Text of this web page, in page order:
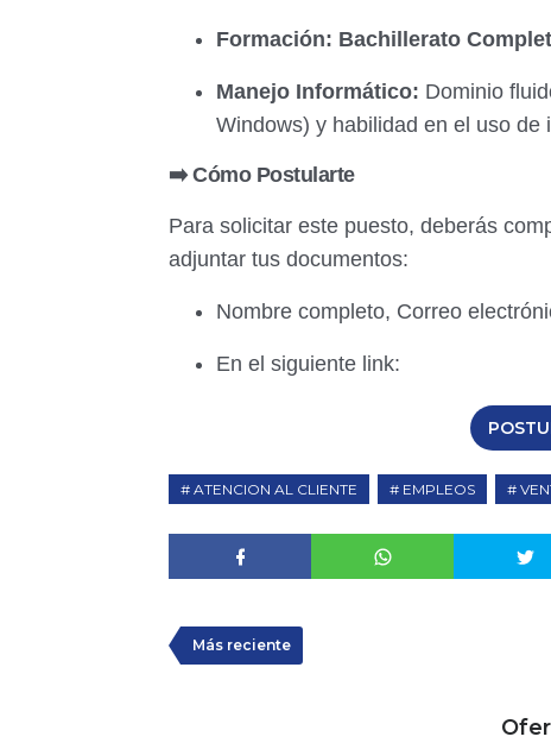
Formación: Bachillerato
Manejo Informático: Dominio
Windows) y habilidad en el uso
➡️ Cómo Postularte
Para solicitar este puesto, deberás
adjuntar tus documentos:
Nombre completo, Correo
En el siguiente link:
ATENCION AL CLIENTE EMPLEOS
Más reciente